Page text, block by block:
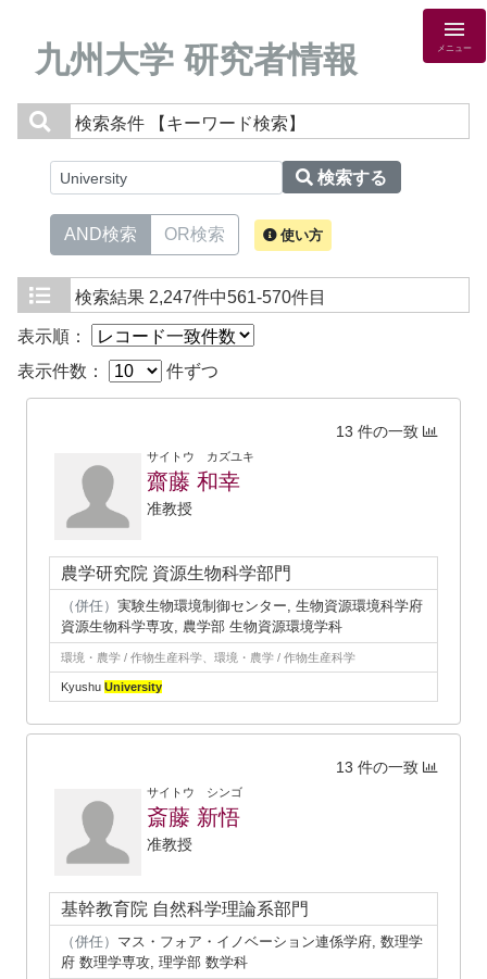
九州大学 研究者情報 メニュー
検索条件 【キーワード検索】
検索する
AND検索 OR検索 使い方
検索結果 2,247件中561-570件目
表示順：
表示件数：
件ずつ
13 件の一致
サイトウ カズユキ
齋藤 和幸
准教授
農学研究院 資源生物科学部門
（併任） 実験生物環境制御センター, 生物資源環境科学府
資源生物科学専攻, 農学部 生物資源環境学科
環境・農学 / 作物生産科学、環境・農学 / 作物生産科学
Kyushu University
13 件の一致
サイトウ シンゴ
斎藤 新悟
准教授
基幹教育院 自然科学理論系部門
（併任） マス・フォア・イノベーション連係学府, 数理学
府 数理学専攻, 理学部 数学科